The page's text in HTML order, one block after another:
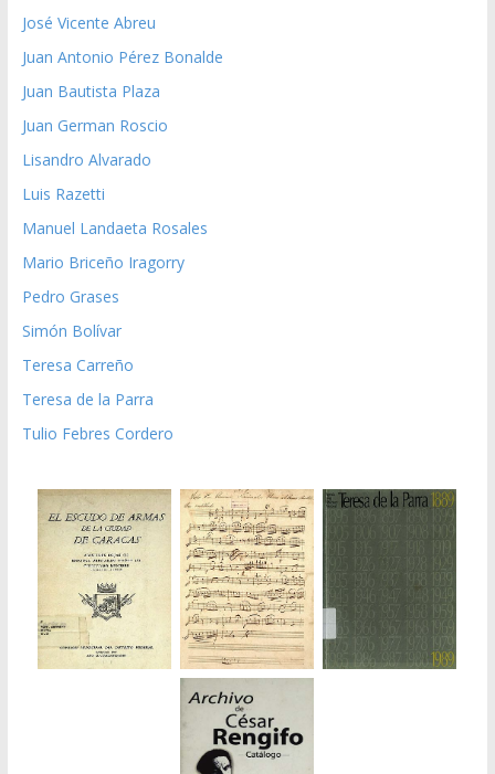
José Vicente Abreu
Juan Antonio Pérez Bonalde
Juan Bautista Plaza
Juan German Roscio
Lisandro Alvarado
Luis Razetti
Manuel Landaeta Rosales
Mario Briceño Iragorry
Pedro Grases
Simón Bolívar
Teresa Carreño
Teresa de la Parra
Tulio Febres Cordero